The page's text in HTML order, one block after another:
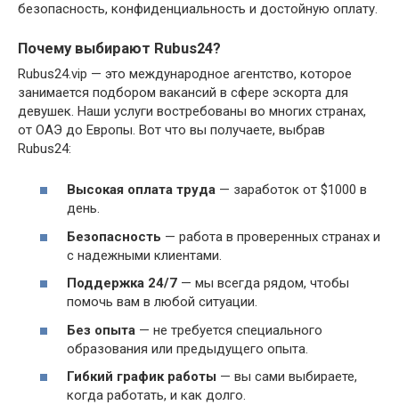
безопасность, конфиденциальность и достойную оплату.
Почему выбирают Rubus24?
Rubus24.vip — это международное агентство, которое
занимается подбором вакансий в сфере эскорта для
девушек. Наши услуги востребованы во многих странах,
от ОАЭ до Европы. Вот что вы получаете, выбрав
Rubus24:
Высокая оплата труда — заработок от $1000 в
день.
Безопасность — работа в проверенных странах и
с надежными клиентами.
Поддержка 24/7 — мы всегда рядом, чтобы
помочь вам в любой ситуации.
Без опыта — не требуется специального
образования или предыдущего опыта.
Гибкий график работы — вы сами выбираете,
когда работать, и как долго.